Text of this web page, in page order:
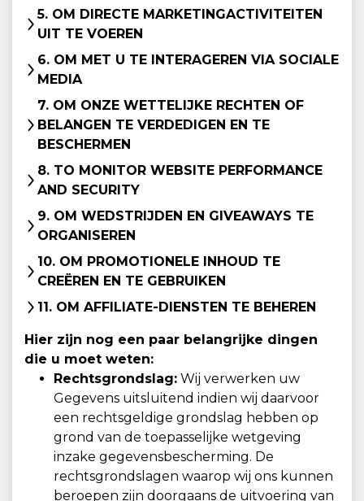
5. OM DIRECTE MARKETINGACTIVITEITEN
UIT TE VOEREN
6. OM MET U TE INTERAGEREN VIA SOCIALE
MEDIA
7. OM ONZE WETTELIJKE RECHTEN OF
BELANGEN TE VERDEDIGEN EN TE
BESCHERMEN
8. TO MONITOR WEBSITE PERFORMANCE
AND SECURITY
9. OM WEDSTRIJDEN EN GIVEAWAYS TE
ORGANISEREN
10. OM PROMOTIONELE INHOUD TE
CREËREN EN TE GEBRUIKEN
11. OM AFFILIATE-DIENSTEN TE BEHEREN
Hier zijn nog een paar belangrijke dingen
die u moet weten:
Rechtsgrondslag: Wij verwerken uw
Gegevens uitsluitend indien wij daarvoor
een rechtsgeldige grondslag hebben op
grond van de toepasselijke wetgeving
inzake gegevensbescherming. De
rechtsgrondslagen waarop wij ons kunnen
beroepen zijn doorgaans de uitvoering van